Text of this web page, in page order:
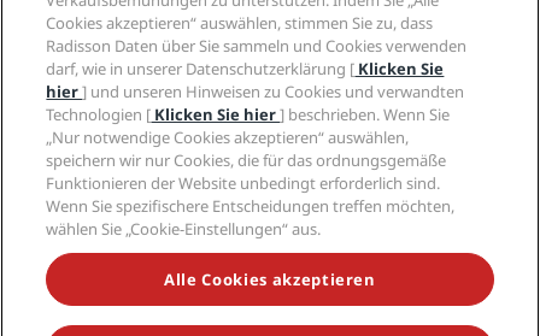
Entwicklungsmöglichkeiten
Responsible Business – Unser Engagement
Einkauf
Digitale Barrierefreiheit
Moderne Sklaverei – Erklärung
Kontakt
FAQ
Inhaltsübersicht
Marken von Radisson Hotels
VERPASSEN SIE NIEMALS UNSERE BELIEBTESTEN
ANGEBOTE
Cookies akzeptieren“ auswählen, stimmen Sie zu, dass
Radisson Daten über Sie sammeln und Cookies verwenden
darf, wie in unserer Datenschutzerklärung [ Klicken Sie
hier] und unseren Hinweisen zu Cookies und verwandten
Technologien [ Klicken Sie hier] beschrieben. Wenn Sie
„Nur notwendige Cookies akzeptieren“ auswählen,
speichern wir nur Cookies, die für das ordnungsgemäße
Funktionieren der Website unbedingt erforderlich sind.
Wenn Sie spezifischere Entscheidungen treffen möchten,
wählen Sie „Cookie-Einstellungen“ aus.
Alle Cookies akzeptieren